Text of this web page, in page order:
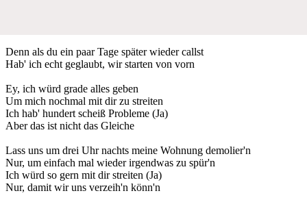
Denn als du ein paar Tage später wieder callst
Hab' ich echt geglaubt, wir starten von vorn
Ey, ich würd grade alles geben
Um mich nochmal mit dir zu streiten
Ich hab' hundert scheiß Probleme (Ja)
Aber das ist nicht das Gleiche
Lass uns um drei Uhr nachts meine Wohnung demolier'n
Nur, um einfach mal wieder irgendwas zu spür'n
Ich würd so gern mit dir streiten (Ja)
Nur, damit wir uns verzeih'n könn'n